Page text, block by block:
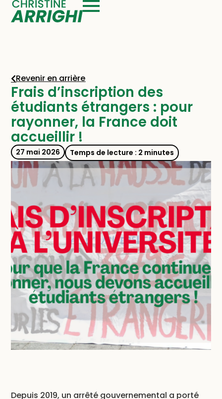
Revenir en arrière
Frais d’inscription des
étudiants étrangers : pour
rayonner, la France doit
accueillir !
27 mai 2026 Temps de lecture : 2 minutes
Depuis 2019, un arrêté gouvernemental a porté